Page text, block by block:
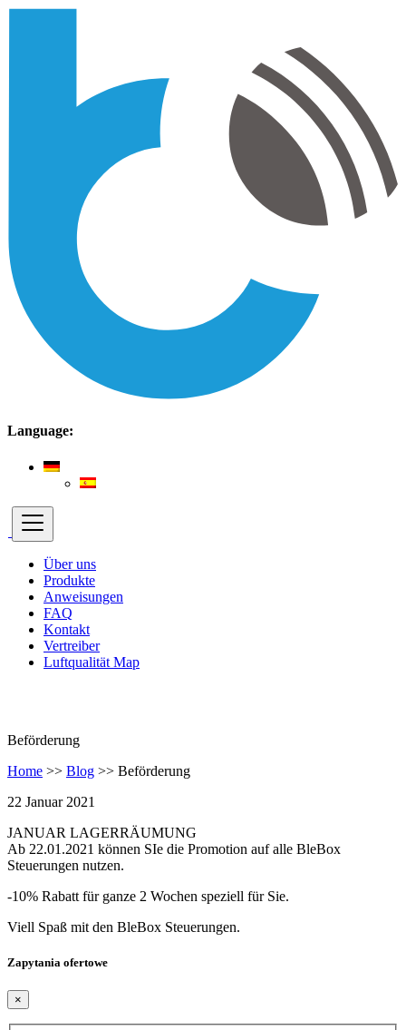
Language:
Über uns
Produkte
Anweisungen
FAQ
Kontakt
Vertreiber
Luftqualität Map
Beförderung
Home >> Blog >> Beförderung
22 Januar 2021
JANUAR LAGERRÄUMUNG
Ab 22.01.2021 können SIe die Promotion auf alle BleBox
Steuerungen nutzen.
-10% Rabatt für ganze 2 Wochen speziell für Sie.
Viell Spaß mit den BleBox Steuerungen.
Zapytania ofertowe
×